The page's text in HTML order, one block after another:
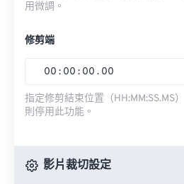
用微調。
修剪端
00 : 00 : 00 . 00
指定修剪結束位置（HH:MM:SS.MS
則停用此功能。
影片裁切設定